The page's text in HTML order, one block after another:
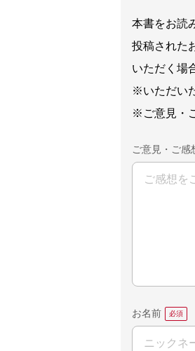
本書をお読
投稿された
いただく場
※いただい
※ご意見・
ご意見・ご感
お名前